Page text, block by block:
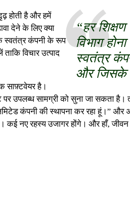
“हर
विभाग
स्वतंत्र
और जिसके
होती है और हमें
देने के लिए क्या
स्वतंत्र कंपनी के रूप
विचार उत्पाद
साफ़्टवेयर है।
उपलब्ध सामग्री को सुना जा सकता है।
कंपनी की स्थापना कर रहा हूं।” और
नए रहस्य उजागर होंगे। और हाँ, जीवन